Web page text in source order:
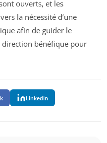
ouverts, et les
la nécessité d’une
afin de guider le
direction bénéfique pour
LinkedIn